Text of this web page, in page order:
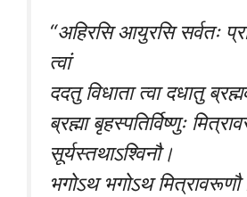
“अहिरसि आयुरसि सर्वतः
त्वां
ददतु विधाता त्वा दधातु
ब्रह्मा बृहस्पतिर्विष्णुः
सूर्यस्तथाऽश्विनौ।
भगोऽथ भगोऽथ मित्रावरूणौ